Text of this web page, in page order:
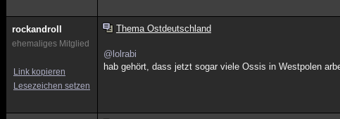
rockandroll
ehemaliges Mitglied
Link kopieren
Lesezeichen setzen
Thema Ostdeutschland
@lolrabi
hab gehört, dass jetzt sogar viele Ossis in Westpolen